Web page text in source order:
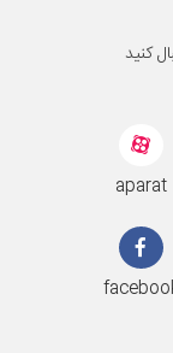
کنید
aparat